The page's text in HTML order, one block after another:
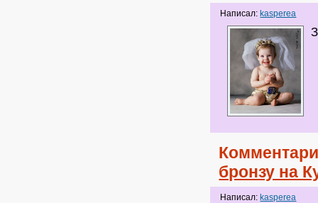
Написал: kasperea
бронзу на
Написал: kasperea